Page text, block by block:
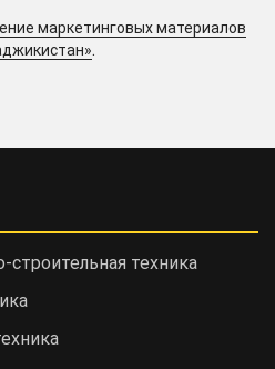
маркетинговых материалов
.
техника